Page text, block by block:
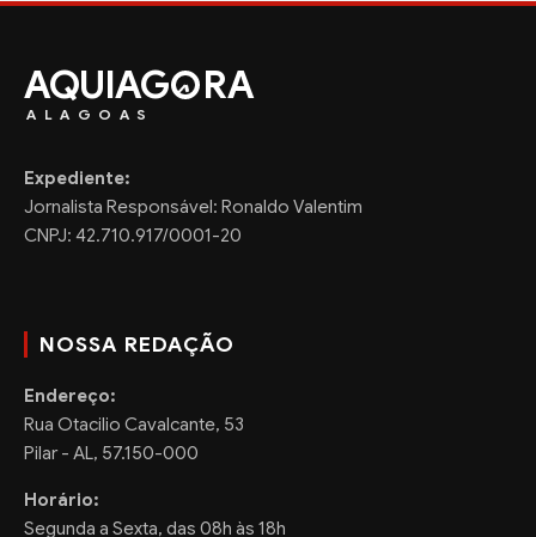
AQUIAG RA
ALAGOAS
Expediente:
Jornalista Responsável: Ronaldo Valentim
CNPJ: 42.710.917/0001-20
NOSSA REDAÇÃO
Endereço:
Rua Otacilio Cavalcante, 53
Pilar - AL, 57.150-000
Horário:
Segunda a Sexta, das 08h às 18h